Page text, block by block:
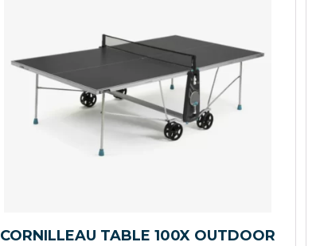
CORNILLEAU TABLE 100X OUTDOOR